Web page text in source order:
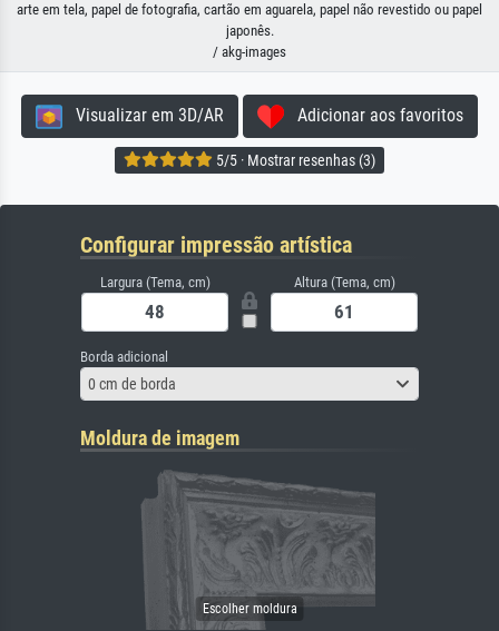
arte em tela, papel de fotografia, cartão em aguarela, papel não revestido ou papel
japonês.
/ akg-images
Visualizar em 3D/AR Adicionar aos favoritos
5/5 · Mostrar resenhas (3)
Configurar impressão artística
Largura (Tema, cm) Altura (Tema, cm)
Borda adicional
0 cm de borda
Moldura de imagem